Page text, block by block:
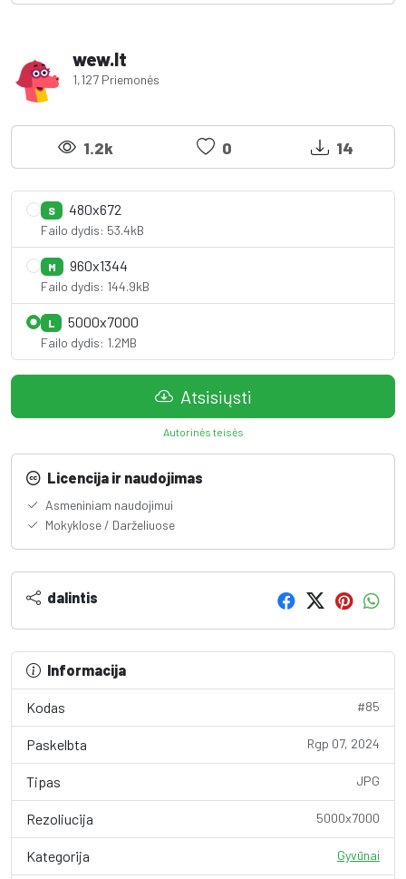
wew.lt
1,127 Priemonės
1.2k 0 14
S 480x672
Failo dydis: 53.4kB
M 960x1344
Failo dydis: 144.9kB
L 5000x7000
Failo dydis: 1.2MB
Atsisiųsti
Autorinės teisės
Licencija ir naudojimas
Asmeniniam naudojimui
Mokyklose / Darželiuose
dalintis
Informacija
Kodas #85
Paskelbta Rgp 07, 2024
Tipas JPG
Rezoliucija 5000x7000
Kategorija Gyvūnai